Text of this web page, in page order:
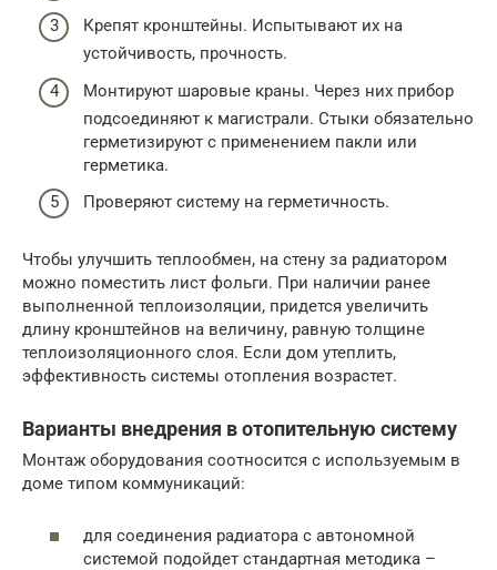
Крепят кронштейны. Испытывают их на
устойчивость, прочность.
Монтируют шаровые краны. Через них прибор
подсоединяют к магистрали. Стыки обязательно
герметизируют с применением пакли или
герметика.
Проверяют систему на герметичность.
Чтобы улучшить теплообмен, на стену за радиатором
можно поместить лист фольги. При наличии ранее
выполненной теплоизоляции, придется увеличить
длину кронштейнов на величину, равную толщине
теплоизоляционного слоя. Если дом утеплить,
эффективность системы отопления возрастет.
Варианты внедрения в отопительную систему
Монтаж оборудования соотносится с используемым в
доме типом коммуникаций:
для соединения радиатора с автономной
системой подойдет стандартная методика –